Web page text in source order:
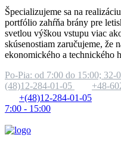
Špecializujeme sa na
portfólio zahŕňa brány pre
svetlou výškou vstupu viac
skúsenostiam zaručujeme, že
ekonomického a technického
Po-Pia: od 7:00 do 15:00; 32-
(48)12-284-01-05
+48-
+(48)12-284-01-05
7:00 - 15:00